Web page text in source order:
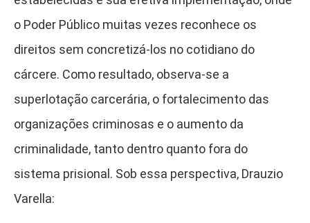
o Poder Público muitas vezes reconhece os
direitos sem concretizá-los no cotidiano do
cárcere. Como resultado, observa-se a
superlotação carcerária, o fortalecimento das
organizações criminosas e o aumento da
criminalidade, tanto dentro quanto fora do
sistema prisional. Sob essa perspectiva, Drauzio
Varella: